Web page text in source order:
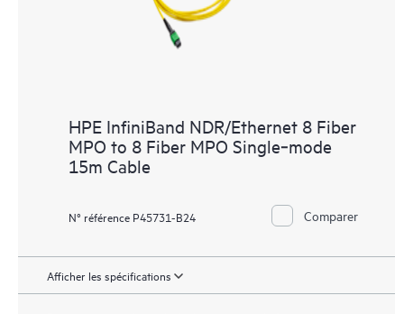
HPE InfiniBand NDR/Ethernet 8 Fiber
MPO to 8 Fiber MPO Single‑mode
15m Cable
N° référence P45731-B24 Comparer
Afficher les spécifications